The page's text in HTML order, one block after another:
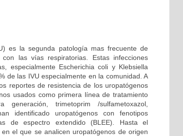
es la segunda patología mas frecuente de
las vías respiratorias. Estas infecciones
especialmente Escherichia coli y Klebsiella
de las IVU especialmente en la comunidad. A
reportes de resistencia de los uropatógenos
usados como primera línea de tratamiento
trimetoprim /sulfametoxazol,
identificado uropatógenos con fenotipos
de espectro extendido (BLEE). Hasta el
el que se analicen uropatógenos de origen